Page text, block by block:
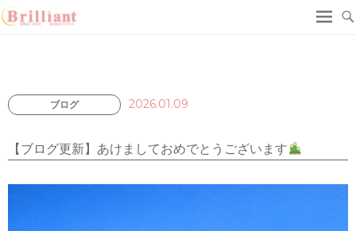
ブログ 2026.01.09
【ブログ更新】あけましておめでとうございます